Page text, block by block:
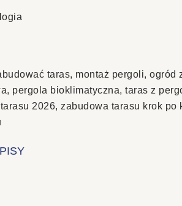
taras, montaż pergoli, ogród
, pergola bioklimatyczna, taras z
2026, zabudowa tarasu krok po